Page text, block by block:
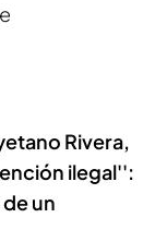
Rivera,
ilegal'':
un